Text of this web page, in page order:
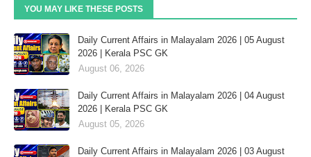
YOU MAY LIKE THESE POSTS
Daily Current Affairs in Malayalam 2026 | 05 August
2026 | Kerala PSC GK
August 06, 2026
Daily Current Affairs in Malayalam 2026 | 04 August
2026 | Kerala PSC GK
August 05, 2026
Daily Current Affairs in Malayalam 2026 | 03 August